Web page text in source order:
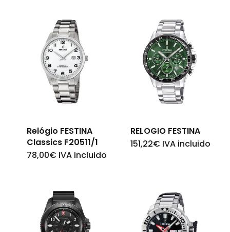
Relógio FESTINA
Classics F20511/1
78,00€ IVA incluido
RELOGIO FESTINA
151,22€ IVA incluido